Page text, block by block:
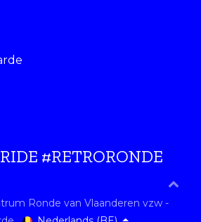
#RETRORONDE
Ronde van Vlaanderen vzw -